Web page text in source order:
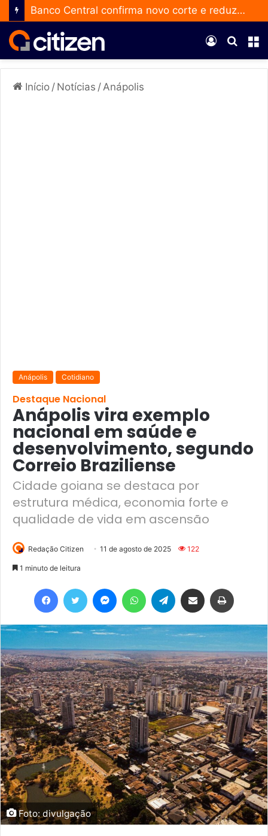
Banco Central confirma novo corte e reduz a taxa Selic para 14% ao ano
por
Entrar
Início / Notícias / Anápolis
Anápolis Cotidiano
Destaque Nacional
Anápolis vira exemplo
nacional em saúde e
desenvolvimento, segundo
Correio Braziliense
Cidade goiana se destaca por
estrutura médica, economia forte e
qualidade de vida em ascensão
Redação Citizen 11 de agosto de 2025 122
1 minuto de leitura
Foto: divulgação